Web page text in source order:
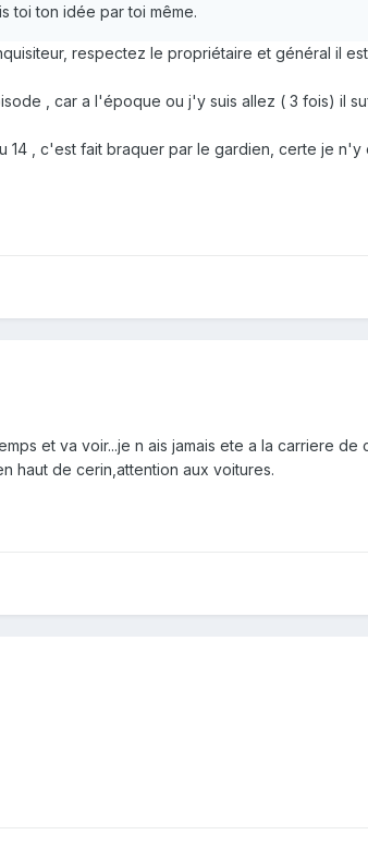
toi ton idée par toi même.
respectez le propriétaire et général il
, car a l'époque ou j'y suis allez ( 3 fois) il
, c'est fait braquer par le gardien, certe je n'y
et va voir...je n ais jamais ete a la carriere de
haut de cerin,attention aux voitures.